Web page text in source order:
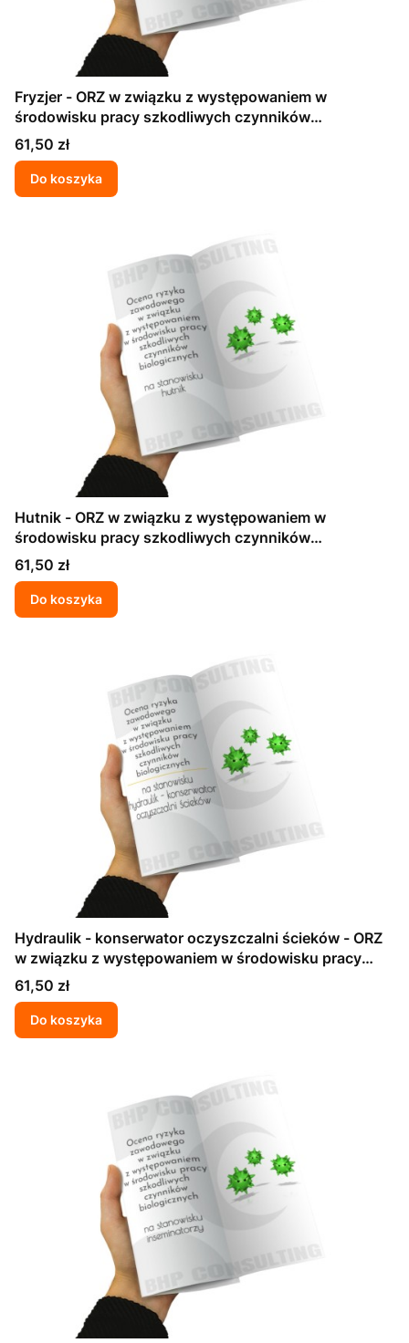
Fryzjer - ORZ w związku z występowaniem w
środowisku pracy szkodliwych czynników
biologicznych
Cena
61,50 zł
Do koszyka
Hutnik - ORZ w związku z występowaniem w
środowisku pracy szkodliwych czynników
biologicznych
Cena
61,50 zł
Do koszyka
Hydraulik - konserwator oczyszczalni ścieków - ORZ
w związku z występowaniem w środowisku pracy
szkodliwych czynników biologicznych
Cena
61,50 zł
Do koszyka